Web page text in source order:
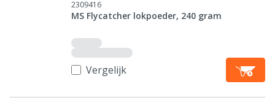
2309416
MS Flycatcher lokpoeder, 240 gram
Vergelijk